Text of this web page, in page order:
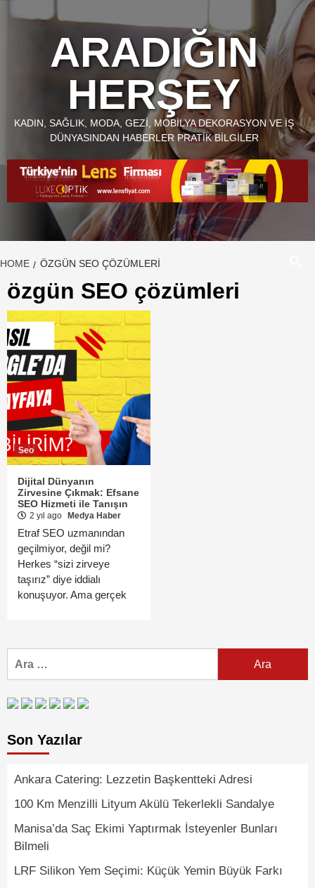
ARADIĞIN
HERŞEY
KADIN, SAĞLIK, MODA, GEZI, MOBILYA DEKORASYON VE İŞ
DÜNYASINDAN HABERLER PRATIK BILGILER
HOME ÖZGÜN SEO ÇÖZÜMLERI
özgün SEO çözümleri
Seo
Dijital Dünyanın
Zirvesine Çıkmak: Efsane
SEO Hizmeti ile Tanışın
2 yıl ago Medya Haber
Etraf SEO uzmanından
geçilmiyor, değil mi?
Herkes “sizi zirveye
taşırız” diye iddialı
konuşuyor. Ama gerçek
Son Yazılar
Ankara Catering: Lezzetin Başkentteki Adresi
100 Km Menzilli Lityum Akülü Tekerlekli Sandalye
Manisa’da Saç Ekimi Yaptırmak İsteyenler Bunları
Bilmeli
LRF Silikon Yem Seçimi: Küçük Yemin Büyük Farkı